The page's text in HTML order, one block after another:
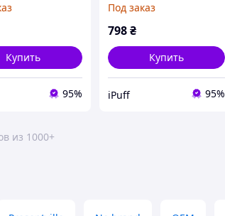
печатью с
Купить
95%
флок, односторонняя
Под заказ
798 ₴
Купить
iPuff 95%
из 1000+